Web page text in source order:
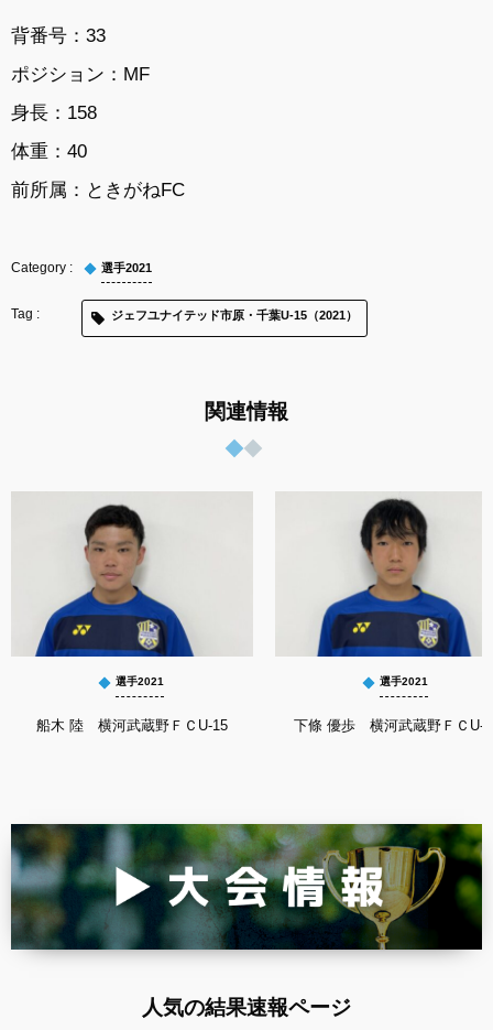
背番号：33
ポジション：MF
身長：158
体重：40
前所属： ときがねFC
選手2021
ジェフユナイテッド市原・千葉U-15（2021）
関連情報
選手2021
船木 陸 横河武蔵野ＦＣU-15
選手2021
下條 優歩 横河武蔵野ＦＣU-
人気の結果速報ページ